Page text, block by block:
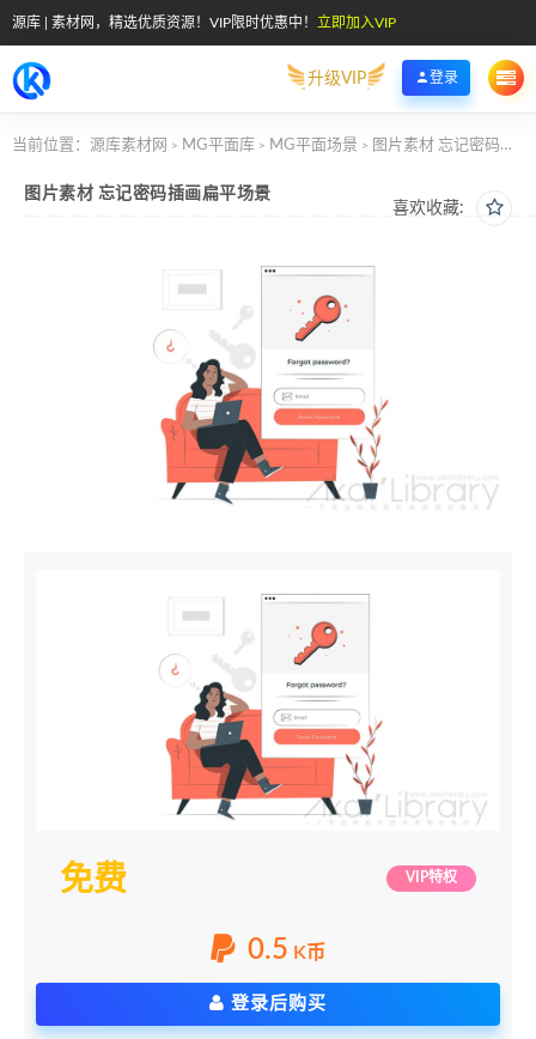
源库 | 素材网，精选优质资源！VIP限时优惠中！ 立即加入VIP
升级VIP 登录
当前位置： 源库素材网 > MG平面库 > MG平面场景 > 图片素材 忘记密码插画扁平场景
喜欢收藏:
图片素材 忘记密码插画扁平场景
免费 VIP特权
0.5 K币
登录后购买